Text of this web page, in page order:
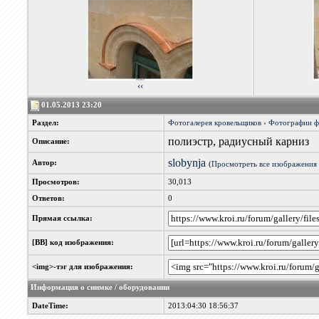
‹‹
01.05.2013 23:20
Раздел: Фотогалерея кровельщиков ›Фотографии
Описание: полиэстр, радиусный карниз
Автор: slobynja (Просмотреть все
Просмотров: 30,013
Ответов: 0
Прямая ссылка:
[BB] код изображения:
<img>-тэг для изображения:
Информация о снимке / оборудовании
DateTime: 2013:04:30 18:56:37